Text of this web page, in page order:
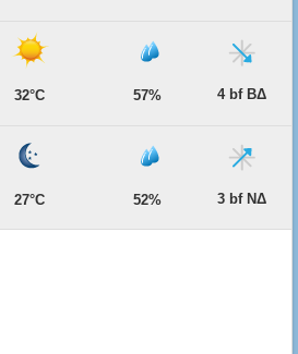
32°C 57% 4 bf ΒΔ
27°C 52% 3 bf ΝΔ